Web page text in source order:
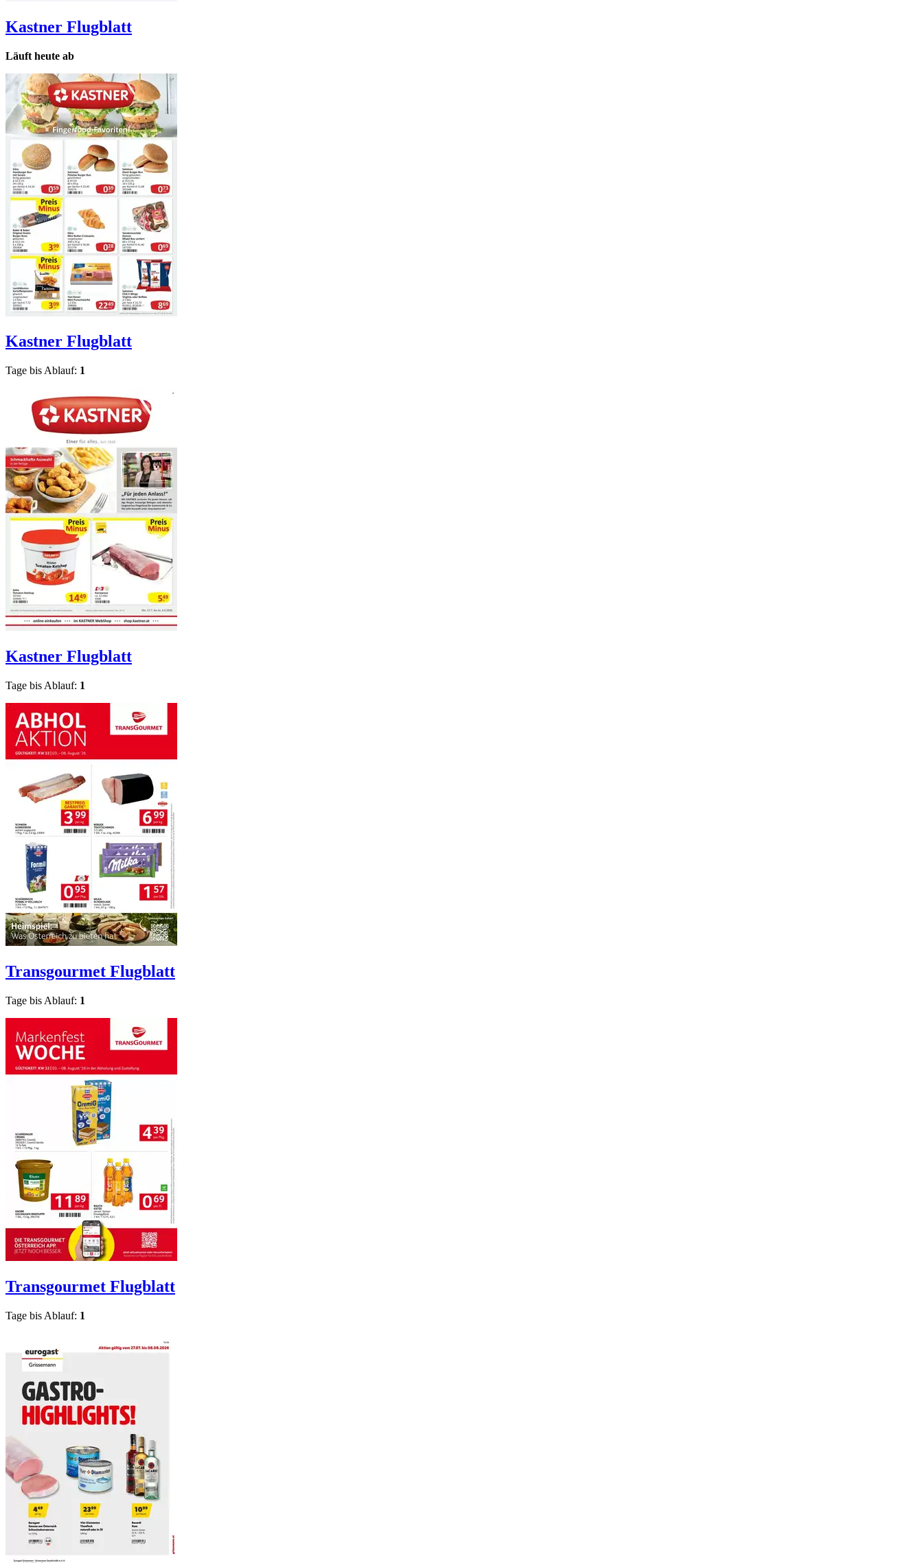
Kastner Flugblatt
Läuft heute ab
Kastner Flugblatt
Tage bis Ablauf: 1
Kastner Flugblatt
Tage bis Ablauf: 1
Transgourmet Flugblatt
Tage bis Ablauf: 1
Transgourmet Flugblatt
Tage bis Ablauf: 1